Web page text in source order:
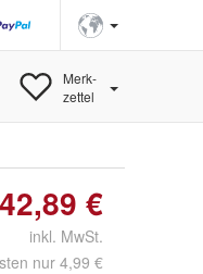
Merk-
zettel
42,89 €
inkl. MwSt.
nur 4,99 €